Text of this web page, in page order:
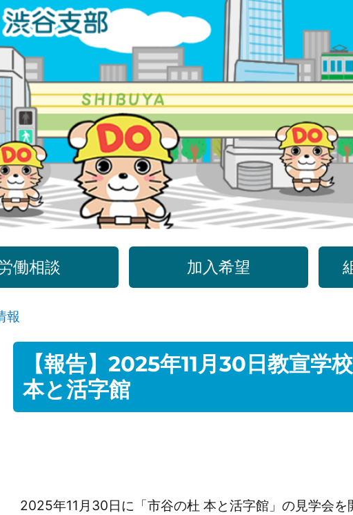
働相談 加入希望
報
【報告】2025年11月30日教宣学
本と活字館
2025年11月30日に「市谷の杜 本と活字館」の見学会を